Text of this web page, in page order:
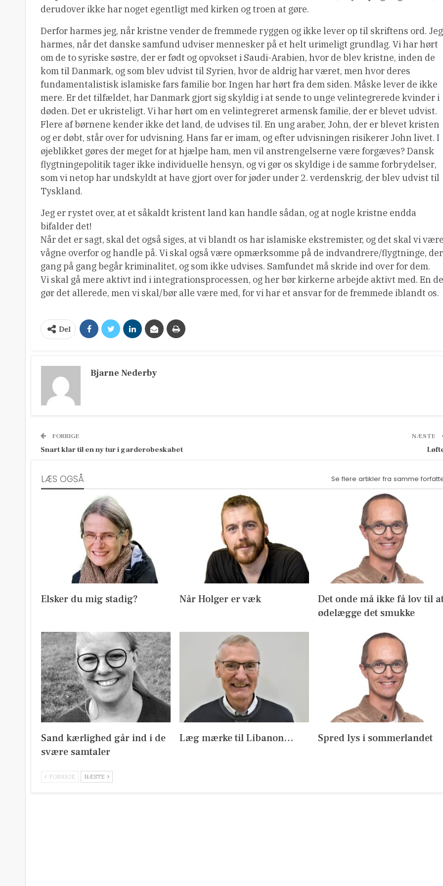
derudover ikke har noget egentligt med kirken og troen at gøre.
Derfor harmes jeg, når kristne vender de fremmede ryggen og ikke lever op til skriftens ord. Jeg
harmes, når det danske samfund udviser mennesker på et helt urimeligt grundlag. Vi har hørt
om de to syriske søstre, der er født og opvokset i Saudi-Arabien, hvor de blev kristne, inden de
kom til Danmark, og som blev udvist til Syrien, hvor de aldrig har været, men hvor deres
fundamentalistisk islamiske fars familie bor. Ingen har hørt fra dem siden. Måske lever de ikke
mere. Er det tilfældet, har Danmark gjort sig skyldig i at sende to unge velintegrerede kvinder i
døden. Det er ukristeligt. Vi har hørt om en velintegreret armensk familie, der er blevet udvist.
Flere af børnene kender ikke det land, de udvises til. En ung araber, John, der er blevet kristen
og er døbt, står over for udvisning. Hans far er imam, og efter udvisningen risikerer John livet. I
øjeblikket gøres der meget for at hjælpe ham, men vil anstrengelserne være forgæves? Dansk
flygtningepolitik tager ikke individuelle hensyn, og vi gør os skyldige i de samme forbrydelser,
som vi netop har undskyldt at have gjort over for jøder under 2. verdenskrig, der blev udvist til
Tyskland.
Jeg er rystet over, at et såkaldt kristent land kan handle sådan, og at nogle kristne endda
bifalder det!
Når det er sagt, skal det også siges, at vi blandt os har islamiske ekstremister, og det skal vi
vågne overfor og handle på. Vi skal også være opmærksomme på de indvandrere/flygtninge, der
gang på gang begår kriminalitet, og som ikke udvises. Samfundet må skride ind over for dem.
Vi skal gå mere aktivt ind i integrationsprocessen, og her bør kirkerne arbejde aktivt med. En
gør det allerede, men vi skal/bør alle være med, for vi har et ansvar for de fremmede iblandt os.
Del
Bjarne Nederby
FORRIGE
Snart klar til en ny tur i garderobeskabet
NÆSTE
LÆS OGSÅ Se flere artikler fra samme
Elsker du mig stadig? Når Holger er væk
Det onde må ikke få lov til
ødelægge det smukke
Sand kærlighed går ind i de
svære samtaler
Læg mærke til Libanon… Spred lys i sommerlandet
FORRIGE NÆSTE